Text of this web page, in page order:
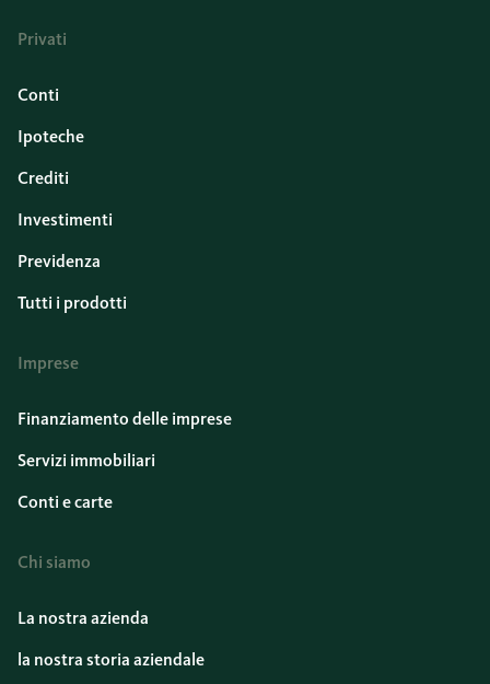
Privati
Conti
Ipoteche
Crediti
Investimenti
Previdenza
Tutti i prodotti
Imprese
Finanziamento delle imprese
Servizi immobiliari
Conti e carte
Chi siamo
La nostra azienda
la nostra storia aziendale